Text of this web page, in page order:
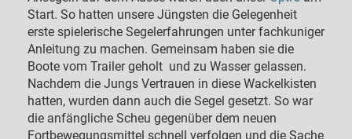
Start. So hatten unsere Jüngsten die Gelegenheit
erste spielerische Segelerfahrungen unter fachkuniger
Anleitung zu machen. Gemeinsam haben sie die
Boote vom Trailer geholt und zu Wasser gelassen.
Nachdem die Jungs Vertrauen in diese Wackelkisten
hatten, wurden dann auch die Segel gesetzt. So war
die anfängliche Scheu gegenüber dem neuen
Fortbewegungsmittel schnell verfolgen und die Sache